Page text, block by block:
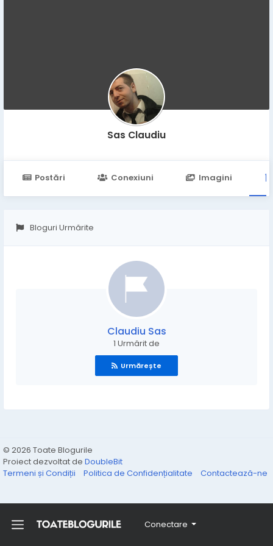
Conectare
Sas Claudiu
Postări Conexiuni Imagini
Bloguri Urmărite
Claudiu Sas
1 Urmărit de
Urmărește
© 2026 Toate Blogurile
Proiect dezvoltat de DoubleBit
Termeni și Condiții
Politica de Confidențialitate Contactează-ne